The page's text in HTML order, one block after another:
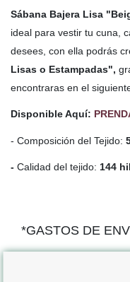
Sábana Bajera Lisa
ideal para vestir tu cuna,
desees, con ella podrás
Lisas o Estampadas",
encontraras en el
Disponible Aquí:
- Composición del Tejido:
- Calidad del tejido: 144
*GASTOS DE
para